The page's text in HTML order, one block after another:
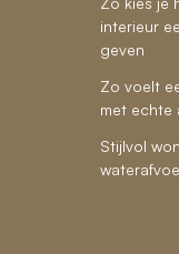
interieur
geven
Zo voelt
met echte
Stijlvol